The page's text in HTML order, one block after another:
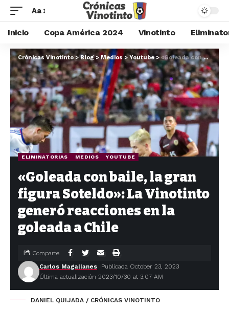
Aa
Inicio Copa América 2024 Vinotinto
Crónicas Vinotinto >Blog>Medios>Youtube> «Goleada con baile, la gran figura Soteldo»: La Vinotinto generó reacciones en la goleada a Chile
ELIMINATORIAS MEDIOS YOUTUBE
«Goleada con baile, la gran
figura Soteldo»: La Vinotinto
generó reacciones en la
goleada a Chile
Última actualización 2023/10/30 at 3:07 AM
Carlos Magallanes Publicada October 23, 2023
Comparte
DANIEL QUIJADA / CRÓNICAS VINOTINTO